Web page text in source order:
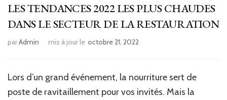
LES TENDANCES 2022 LES PLUS CHAUDES
DANS LE SECTEUR DE LA RESTAURATION
parAdmin mis à jour le octobre 21, 2022
Lors d’un grand événement, la nourriture sert de
poste de ravitaillement pour vos invités. Mais la